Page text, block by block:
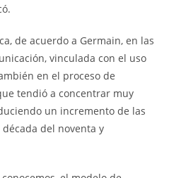
de acuerdo a Germain, en las
vinculada con el uso
en el proceso de
tendió a concentrar muy
un incremento de las
del noventa y